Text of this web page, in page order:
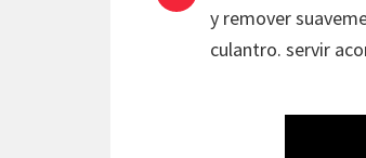
y remover
culantro. servir